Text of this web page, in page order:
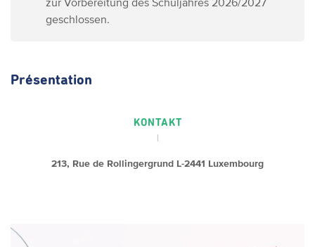
geschlossen.
Présentation
KONTAKT
213, Rue de Rollingergrund L-2441 Luxembourg